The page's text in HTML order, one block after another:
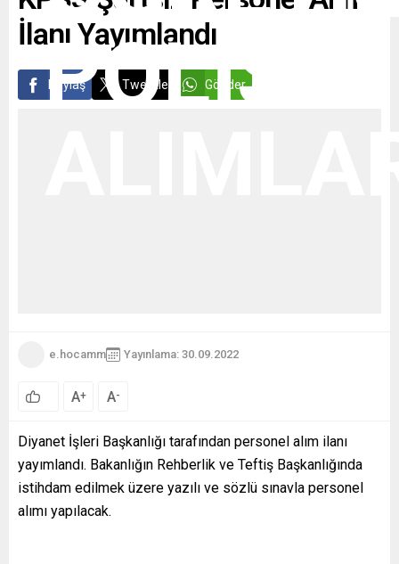
İlanı Yayımlandı
Paylaş Tweetle Gönder
e.hocamm Yayınlama: 30.09.2022
A+ A-
Diyanet İşleri Başkanlığı tarafından personel alım ilanı
yayımlandı. Bakanlığın Rehberlik ve Teftiş Başkanlığında
istihdam edilmek üzere yazılı ve sözlü sınavla personel
alımı yapılacak.